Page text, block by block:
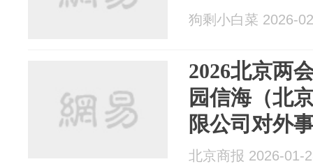
狗剩小白菜 2026-
2026北京两
园信海（北
限公司对外
建议：建立“
北京商报 2026-01-